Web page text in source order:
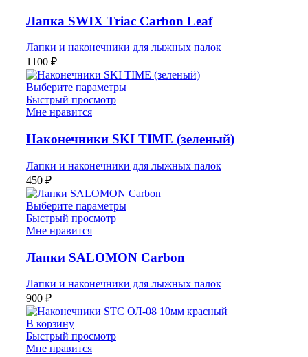
Лапка SWIX Triac Carbon Leaf
Лапки и наконечники для лыжных палок
1100 ₽
Выберите параметры
Быстрый просмотр
Мне нравится
Наконечники SKI TIME (зеленый)
Лапки и наконечники для лыжных палок
450 ₽
Выберите параметры
Быстрый просмотр
Мне нравится
Лапки SALOMON Carbon
Лапки и наконечники для лыжных палок
900 ₽
В корзину
Быстрый просмотр
Мне нравится